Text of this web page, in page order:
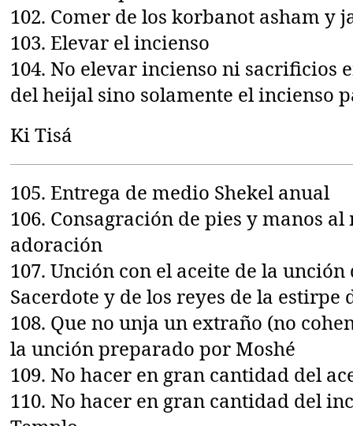
102. Comer de los korbanot asham y
103. Elevar el incienso
104. No elevar incienso ni sacrificios
del heijal sino solamente el incienso
Ki Tisá
105. Entrega de medio Shekel anual
106. Consagración de pies y manos
adoración
107. Unción con el aceite de la unción
Sacerdote y de los reyes de la estirpe
108. Que no unja un extraño (no
la unción preparado por Moshé
109. No hacer en gran cantidad del
110. No hacer en gran cantidad del